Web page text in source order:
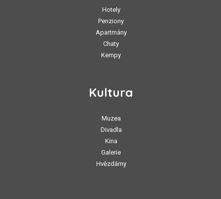
Hotely
Penziony
Apartmány
Chaty
Kempy
Kultura
Muzea
Divadla
Kina
Galerie
Hvězdárny